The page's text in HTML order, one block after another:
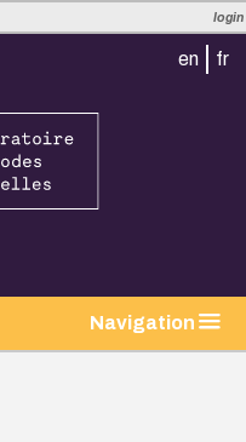
login
en fr
Navigation